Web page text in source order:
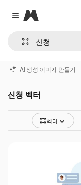
Close menu
Magnific
AI 생성 이미지 만들기
신청 벡터
벡터